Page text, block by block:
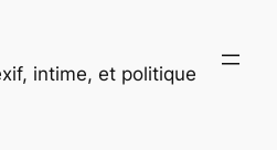
intime, et politique